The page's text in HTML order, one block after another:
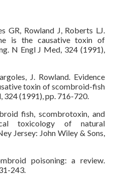
GR, Rowland J, Roberts LJ.
is the causative toxin of
N Engl J Med, 324 (1991),
J. Rowland. Evidence
toxin of scombroid-fish
324 (1991), pp. 716-720.
fish, scombrotoxin, and
toxicology of natural
Jersey: John Wiley & Sons,
poisoning: a review.
243.